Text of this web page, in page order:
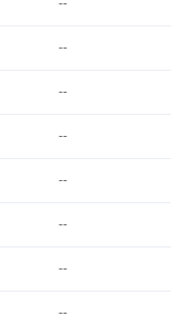
--
--
--
--
--
--
--
--